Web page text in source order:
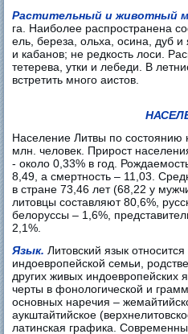
Растительный и животный
га. Наиболее распространена
ель, береза, ольха, осина, дуб
и кабанов; не редкость лоси.
тетерева, утки и лебеди. В
встретить много аистов.
Население Литвы по состоянию
млн. человек. Прирост
- около 0,33% в год.
8,49, а смертность – 11,03.
в стране 73,46 лет (68,22 у
литовцы составляют 80,6%,
белоруссы – 1,6%,
2,1%.
Язык.Литовский язык
индоевропейской семьи,
других живых индоевропейских
черты в фонологической и
основных наречия –
аукштайтийское
латинская графика.